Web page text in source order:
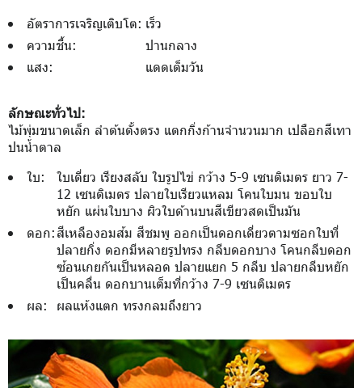
อัตราการเจริญเติบโต: เร็ว
ความชื้น:
ปานกลาง
แสง:
แดดเต็มวัน
ลักษณะทั่วไป:
ไม้พุ่มขนาดเล็ก ลำต้นตั้งตรง แตกกิ่งก้านจำนวนมาก เปลือกสีเทา
ปนน้ำตาล
ใบ:
ใบเดี่ยว เรียงสลับ ใบรูปไข่ กว้าง 5-9 เซนติเมตร ยาว 7-
12 เซนติเมตร ปลายใบเรียวแหลม โคนใบมน ขอบใบ
หยัก แผ่นใบบาง ผิวใบด้านบนสีเขียวสดเป็นมัน
ดอก:สีเหลืองอมส้ม สีชมพู ออกเป็นดอกเดี่ยวตามซอกใบที่
ปลายกิ่ง ดอกมีหลายรูปทรง กลีบดอกบาง โคนกลีบดอก
ซ้อนเกยกันเป็นหลอด ปลายแยก 5 กลีบ ปลายกลีบหยัก
เป็นคลื่น ดอกบานเต็มที่กว้าง 7-9 เซนติเมตร
ผล:
ผลแห้งแตก ทรงกลมถึงยาว